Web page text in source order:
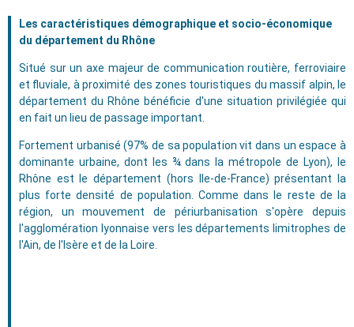
Les caractéristiques démographique et socio-économique
du département du Rhône
Situé sur un axe majeur de communication routière, ferroviaire
et fluviale, à proximité des zones touristiques du massif alpin, le
département du Rhône bénéficie d'une situation privilégiée qui
en fait un lieu de passage important.
Fortement urbanisé (97% de sa population vit dans un espace à
dominante urbaine, dont les ¾ dans la métropole de Lyon), le
Rhône est le département (hors Ile-de-France) présentant la
plus forte densité de population. Comme dans le reste de la
région, un mouvement de périurbanisation s'opère depuis
l'agglomération lyonnaise vers les départements limitrophes de
l'Ain, de l'Isère et de la Loire.